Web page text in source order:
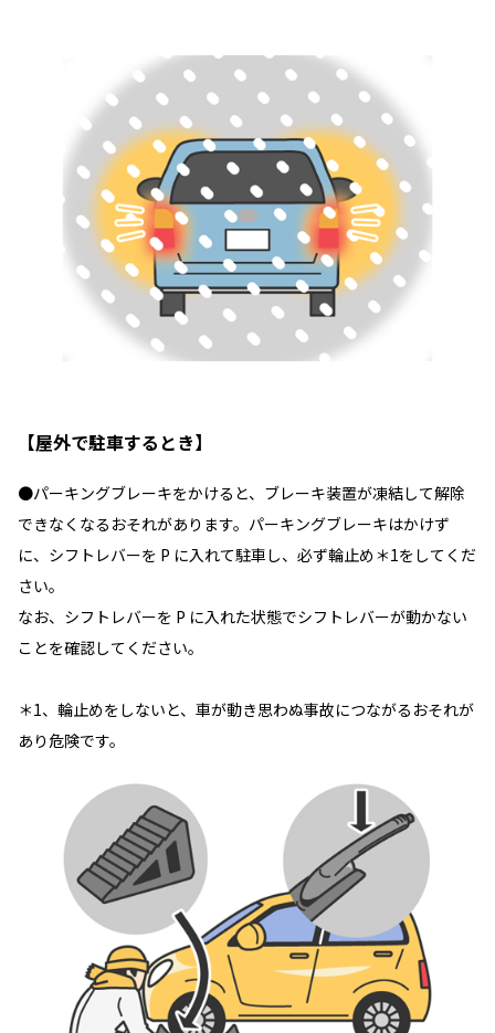
【屋外で駐車するとき】
●パーキングブレーキをかけると、ブレーキ装置が凍結して解除
できなくなるおそれがあります。パーキングブレーキはかけず
に、シフトレバーを P に入れて駐車し、必ず輪止め＊1をしてくだ
さい。
なお、シフトレバーを P に入れた状態でシフトレバーが動かない
ことを確認してください。
＊1、輪止めをしないと、車が動き思わぬ事故につながるおそれが
あり危険です。